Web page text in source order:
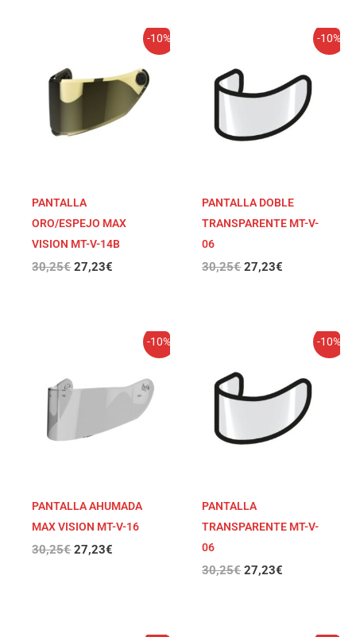
-10%
PANTALLA
ORO/ESPEJO MAX
VISION MT-V-14B
30,25€
era:
30,25€.
27,23€
precio
es:
27,23€.
-10%
PANTALLA DOBLE
TRANSPARENTE MT-V-
06
30,25€
era:
30,25€.
27,23€
precio
es:
27,23€.
-10%
PANTALLA AHUMADA
MAX VISION MT-V-16
30,25€ 27,23€
precio
es:
27,23€.
-10%
PANTALLA
TRANSPARENTE MT-V-
06
30,25€
era:
30,25€.
27,23€
precio
es:
27,23€.